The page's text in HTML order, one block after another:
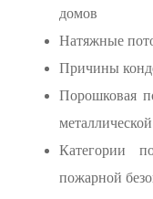
домов
Натяжные
Причины
Порошковая
Категории
пожарной